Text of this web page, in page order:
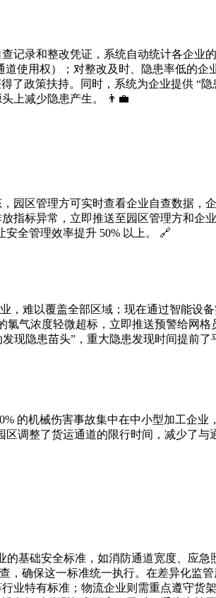
记录和整改凭证，系统自动统计各企业
使用权）；对整改及时、隐患率低的企
了政策扶持。同时，系统为企业提供 “隐
上减少隐患产生。 👨💼
园区管理方可实时查看企业自查数据，
指标异常，立即推送至园区管理方和企
全管理效率提升 50% 以上。 🔗
，难以覆盖全部区域；现在通过智能设
气浓度轻微超标，立即推送预警给网格
现隐患苗头”，重大隐患发现时间提前了
的机械伤害事故集中在中小型加工企业
调整了货运通道的限行时间，减少了与
基础安全标准，如消防通道宽度、应急
，确保这一标准统一执行。在差异化监
业特有标准；物流企业则需重点遵守货